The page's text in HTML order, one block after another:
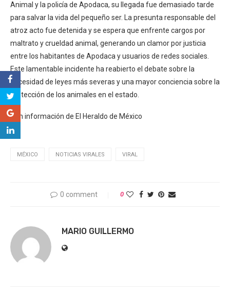
Animal y la policía de Apodaca, su llegada fue demasiado tarde
para salvar la vida del pequeño ser. La presunta responsable del
atroz acto fue detenida y se espera que enfrente cargos por
maltrato y crueldad animal, generando un clamor por justicia
entre los habitantes de Apodaca y usuarios de redes sociales.
Este lamentable incidente ha reabierto el debate sobre la
necesidad de leyes más severas y una mayor conciencia sobre la
protección de los animales en el estado.
Con información de El Heraldo de México
MÉXICO NOTICIAS VIRALES VIRAL
0 comment 0
MARIO GUILLERMO